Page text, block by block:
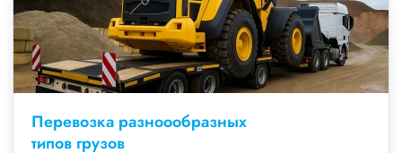
Перевозка разноообразных
типов грузов